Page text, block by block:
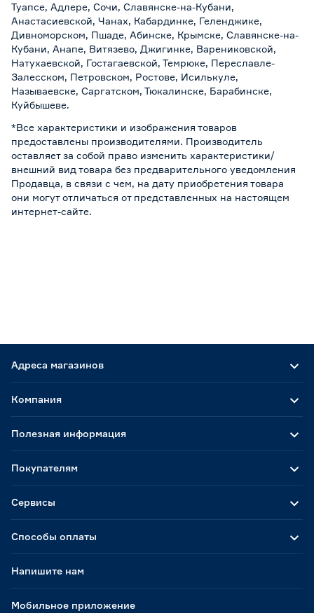
Туапсе, Адлере, Сочи, Славянске-на-Кубани,
Анастасиевской, Чанах, Кабардинке, Геленджике,
Дивноморском, Пшаде, Абинске, Крымске, Славянске-на-
Кубани, Анапе, Витязево, Джигинке, Варениковской,
Натухаевской, Гостагаевской, Темрюке, Переславле-
Залесском, Петровском, Ростове, Исилькуле,
Называевске, Саргатском, Тюкалинске, Барабинске,
Куйбышеве.
*Все характеристики и изображения товаров
предоставлены производителями. Производитель
оставляет за собой право изменить характеристики/
внешний вид товара без предварительного уведомления
Продавца, в связи с чем, на дату приобретения товара
они могут отличаться от представленных на настоящем
интернет-сайте.
Адреса магазинов
Способы оплаты
Мобильное приложение
Компания
Полезная информация
Покупателям
Сервисы
Напишите нам